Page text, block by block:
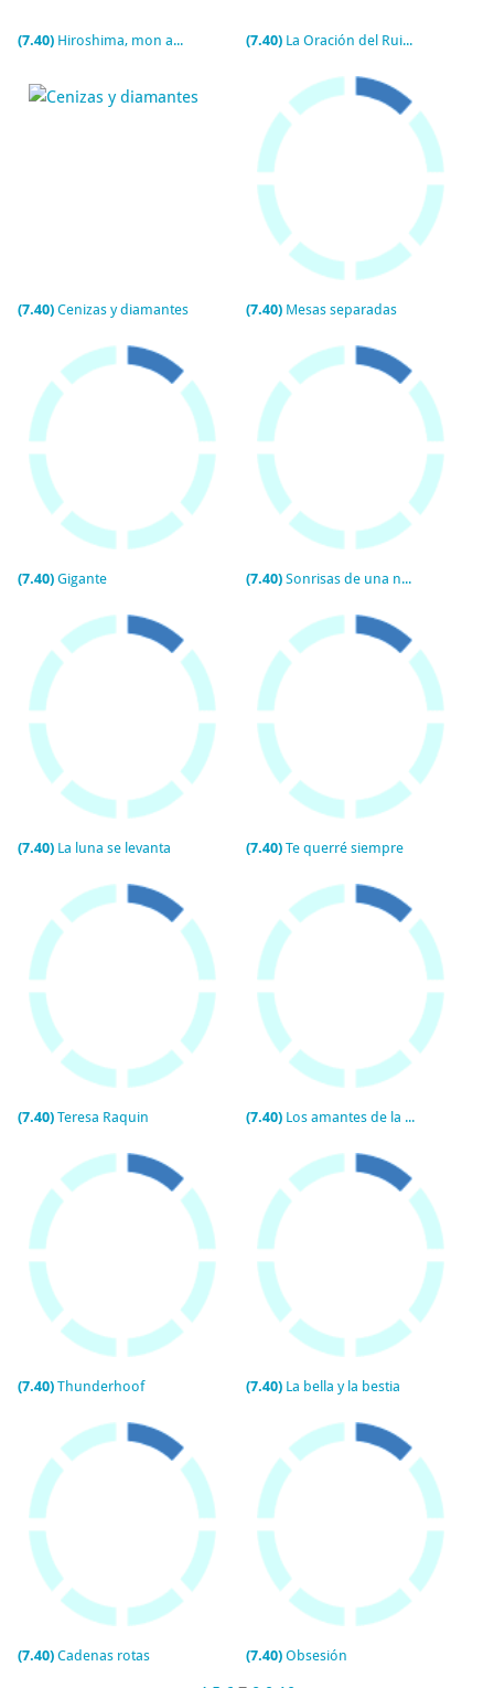
(7.40) Hiroshima, mon amour (7.40) La Oración del Ruiseñor
(7.40) Cenizas y diamantes (7.40) Mesas separadas
(7.40) Gigante (7.40)Sonrisas de una noche de verano
(7.40) La luna se levanta (7.40)Te querré siempre
(7.40) Teresa Raquin (7.40) Los amantes de la noche
(7.40) Thunderhoof (7.40) La bella y la bestia
(7.40) Cadenas rotas (7.40)Obsesión